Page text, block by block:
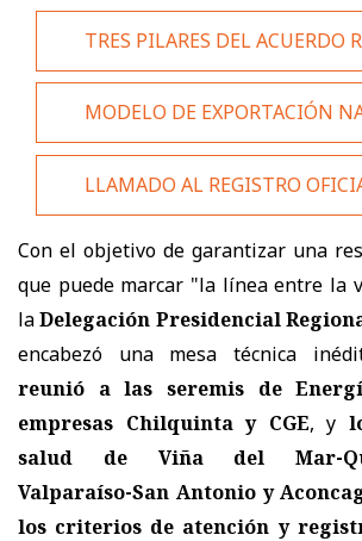
TRES PILARES DEL ACUERDO
MODELO DE EXPORTACIÓN
LLAMADO AL REGISTRO
Con el objetivo de garantizar una
que puede marcar "la línea entre la
laDelegación Presidencial
encabezó una mesa técnica
reunió a las seremis de
empresas Chilquinta y CGE, y
salud de Viña del Mar-
Valparaíso-San Antonio y
los criterios de atención y